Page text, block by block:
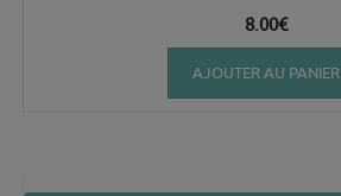
8.00€
AJOUTER AU PANIER